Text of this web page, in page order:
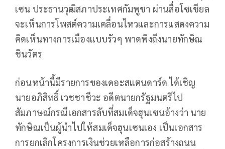
เซน ประธานวุฒิสภาประเทศกัมพูชา ผ่านสื่อโซเชียล
จะเห็นการโพสต์ความเคลื่อนไหวและการแสดงความ
คิดเห็นทางการเมืองแบบรัวๆ พาดพิงถึงนายทักษิณ
ชินวัตร
ก่อนหน้านี้มีรายการของเดอะสแตนดาร์ด ได้เชิญ
นายอภิสิทธิ์ เวชชาชีวะ อดีตนายกรัฐมนตรีไป
สัมภาษณ์กรณีเอกสารลับที่สมเด็จฮุนเซนอ้างว่า นาย
ทักษิณเป็นผู้นำไปให้สมเด็จฮุนเซนเอง เป็นเอกสาร
การยกเลิกโครงการเงินช่วยเหลือการก่อสร้างถนน